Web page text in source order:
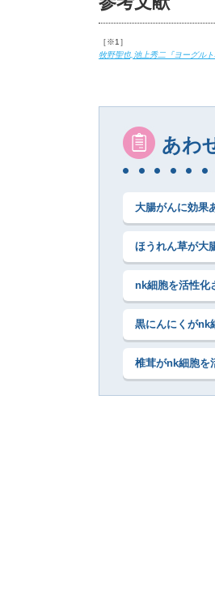
［※1］
牧野聖也,池上秀二『ヨーグル
あわ
大腸がんに効果
ほうれん草が大
nk細胞を活性化
黒にんにくがnk
椎茸がnk細胞を